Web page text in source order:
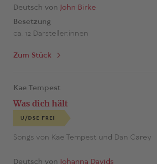
Deutsch von John Birke
Besetzung
ca. 12 Darsteller:innen
Zum Stück
Kae Tempest
Was dich hält
U/DSE FREI
Songs von Kae Tempest und Dan Carey